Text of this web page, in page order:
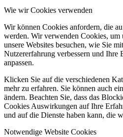
Wie wir Cookies verwenden
Wir können Cookies anfordern, die
werden. Wir verwenden Cookies, um
unsere Websites besuchen, wie Sie
Nutzererfahrung verbessern und Ihre
anpassen.
Klicken Sie auf die verschiedenen
mehr zu erfahren. Sie können auch
ändern. Beachten Sie, dass das
Cookies Auswirkungen auf Ihre
und auf die Dienste haben kann, die
Notwendige Website Cookies